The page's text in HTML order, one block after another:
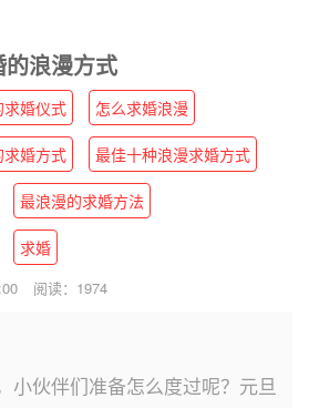
浪漫方式
婚仪式 怎么求婚浪漫
婚方式 最佳十种浪漫求婚方式
最浪漫的求婚方法
求婚
阅读：1974
小伙伴们准备怎么度过呢？元旦